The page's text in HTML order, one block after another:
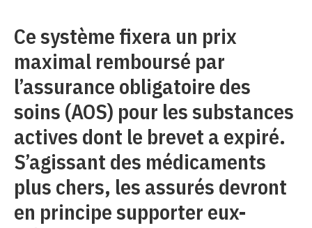
Ce système fixera un prix
maximal remboursé par
l’assurance obligatoire des
soins (AOS) pour les substances
actives dont le brevet a expiré.
S’agissant des médicaments
plus chers, les assurés devront
en principe supporter eux-